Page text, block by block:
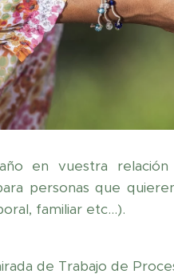
en vuestra
personas que
familiar etc...).
de Trabajo de